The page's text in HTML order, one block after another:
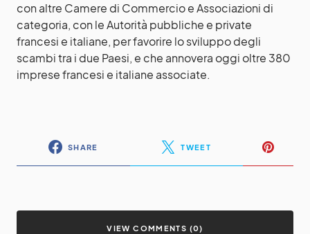
con altre Camere di Commercio e Associazioni di
categoria, con le Autorità pubbliche e private
francesi e italiane, per favorire lo sviluppo degli
scambi tra i due Paesi, e che annovera oggi oltre 380
imprese francesi e italiane associate.
SHARE TWEET
VIEW COMMENTS (0)